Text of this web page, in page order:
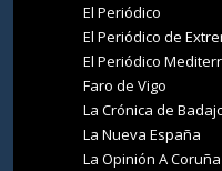
El Periódico
El Periódico de
El Periódico
Faro de Vigo
La Crónica de
La Nueva España
La Opinión A Coruña